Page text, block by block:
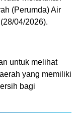
(Perumda) Air
04/2026).
untuk melihat
yang memiliki
bagi